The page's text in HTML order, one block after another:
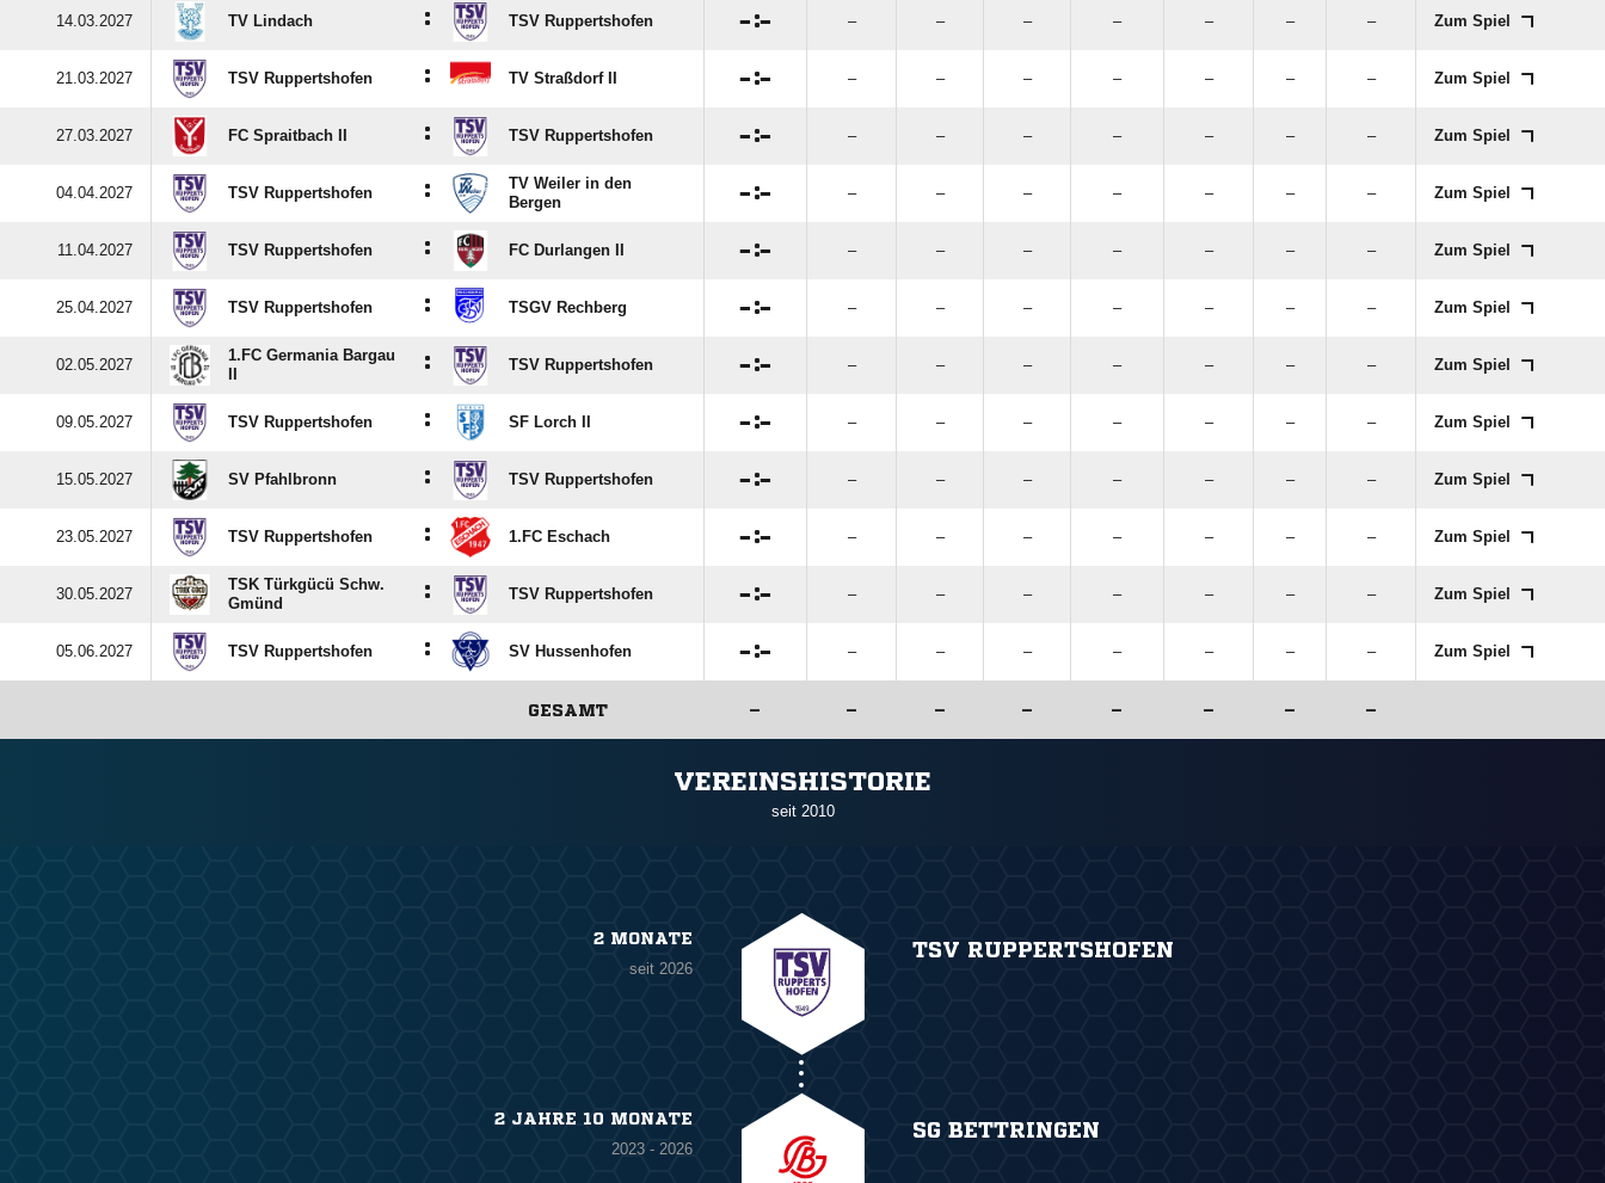
14.03.2027 TV Lindach : TSV Ruppertshofen : – – – – – – – Zum Spiel
21.03.2027 TSV Ruppertshofen : TV Straßdorf II : – – – – – – – Zum Spiel
27.03.2027 FC Spraitbach II : TSV Ruppertshofen : – – – – – – – Zum Spiel
04.04.2027 TSV Ruppertshofen :
TV Weiler in den
Bergen
: – – – – – – – Zum Spiel
11.04.2027 TSV Ruppertshofen : FC Durlangen II : – – – – – – – Zum Spiel
25.04.2027 TSV Ruppertshofen : TSGV Rechberg : – – – – – – – Zum Spiel
02.05.2027
1.FC Germania Bargau
: TSV Ruppertshofen : – – – – – – – Zum Spiel
09.05.2027 TSV Ruppertshofen : SF Lorch II : – – – – – – – Zum Spiel
15.05.2027 SV Pfahlbronn : TSV Ruppertshofen : – – – – – – – Zum Spiel
23.05.2027 TSV Ruppertshofen : 1.FC Eschach : – – – – – – – Zum Spiel
30.05.2027
TSK Türkgücü Schw.
Gmünd
: TSV Ruppertshofen : – – – – – – – Zum Spiel
05.06.2027 TSV Ruppertshofen : SV Hussenhofen : – – – – – – – Zum Spiel
GESAMT – – – – – – – –
VEREINSHISTORIE
seit 2010
2 MONATE
seit 2026
TSV RUPPERTSHOFEN
2 JAHRE 10 MONATE
2023 - 2026
SG BETTRINGEN